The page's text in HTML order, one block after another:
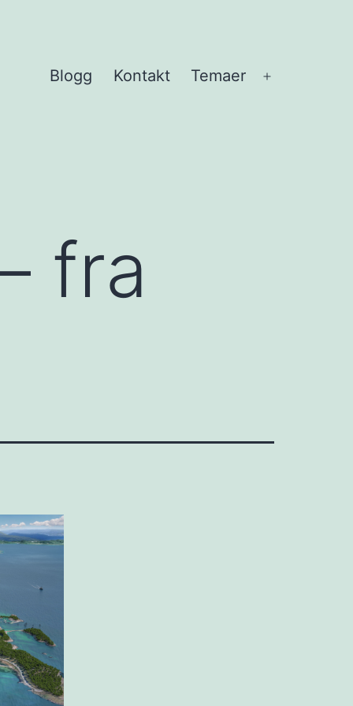
Blogg Kontakt Temaer
fra